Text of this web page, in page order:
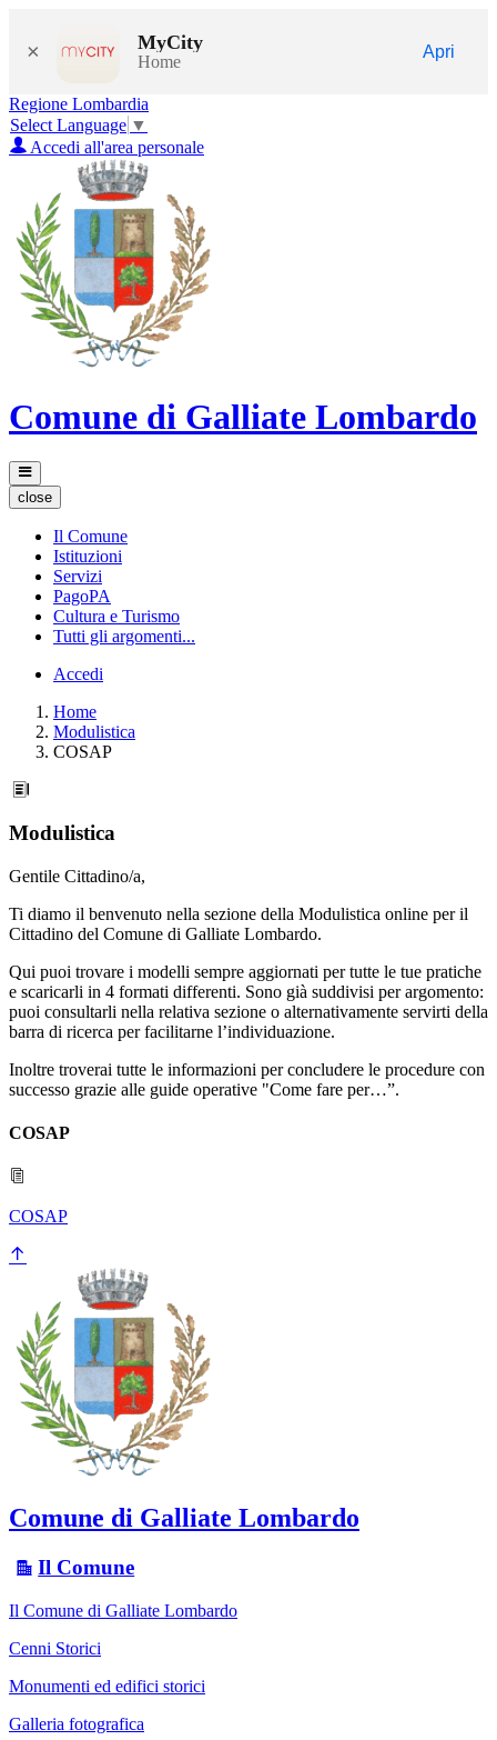
× MyCity
Home
Apri
Regione Lombardia
Select Language ▼
Accedi all'area personale
Comune di Galliate Lombardo
close
Il Comune
Istituzioni
Servizi
PagoPA
Cultura e Turismo
Tutti gli argomenti...
Accedi
Home
Modulistica
COSAP
Modulistica
Gentile Cittadino/a,
Ti diamo il benvenuto nella sezione della Modulistica online per il
Cittadino del Comune di Galliate Lombardo.
Qui puoi trovare i modelli sempre aggiornati per tutte le tue pratiche
e scaricarli in 4 formati differenti. Sono già suddivisi per argomento:
puoi consultarli nella relativa sezione o alternativamente servirti della
barra di ricerca per facilitarne l’individuazione.
Inoltre troverai tutte le informazioni per concludere le procedure con
successo grazie alle guide operative "Come fare per…”.
COSAP
COSAP
Comune di Galliate Lombardo
Il Comune
Il Comune di Galliate Lombardo
Cenni Storici
Monumenti ed edifici storici
Galleria fotografica